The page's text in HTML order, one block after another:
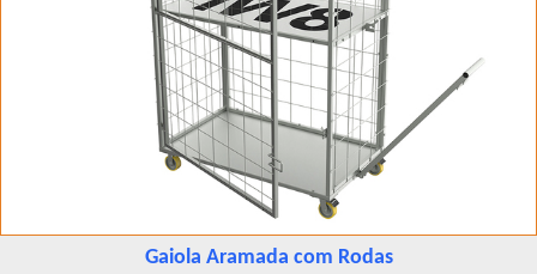
Gaiola Aramada com Rodas